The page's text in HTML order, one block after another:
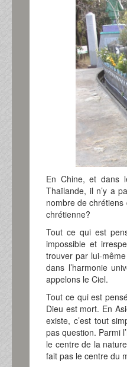
En Chine, et dans
Thaïlande, il n’y a
nombre de
chrétienne?
Tout ce qui est
impossible et
trouver par lui-même
dans l’harmonie
appelons le Ciel.
Tout ce qui est
Dieu est mort. En
existe, c’est tout
pas question. Parmi
le centre de la
fait pas le centre du